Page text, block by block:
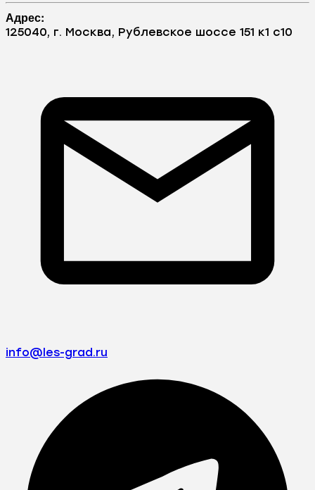
Адрес:
125040, г. Москва, Рублевское шоссе 151 к1 с10
info@les-grad.ru